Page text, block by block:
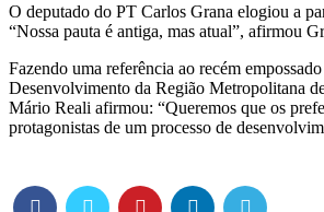
O deputado do PT Carlos Grana elogiou a
“Nossa pauta é antiga, mas atual”, afirmou
Fazendo uma referência ao recém
Desenvolvimento da Região Metropolitana
Mário Reali afirmou: “Queremos que os
protagonistas de um processo de